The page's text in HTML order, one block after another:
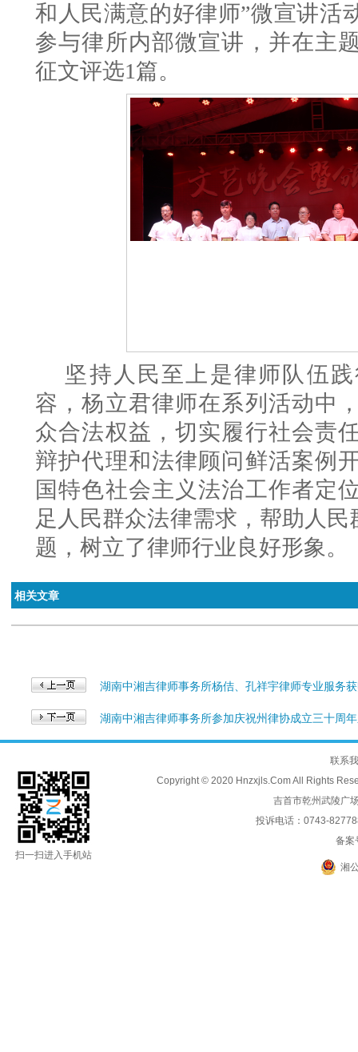
和人民满意的好律师”微宣讲活
参与律所内部微宣讲，并在主
征文评选1篇。
坚持人民至上是律师队伍
容，杨立君律师在系列活动中
众合法权益，切实履行社会责
辩护代理和法律顾问鲜活案例
国特色社会主义法治工作者定
足人民群众法律需求，帮助人民
题，树立了律师行业良好形象。
相关文章
湖南中湘吉律师事务所杨佶、孔祥宇律师专业服务
湖南中湘吉律师事务所参加庆祝州律协成立三十周
扫一扫进入手机站
联系
Copyright © 2020 Hnzxjls.Com All Rights
吉首市乾州武陵广
投诉电话：0743-
备案
湘